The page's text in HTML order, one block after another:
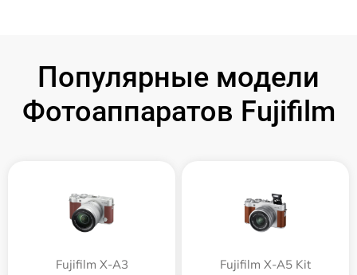
Популярные модели
Фотоаппаратов Fujifilm
Fujifilm X-A3 Fujifilm X-A5 Kit